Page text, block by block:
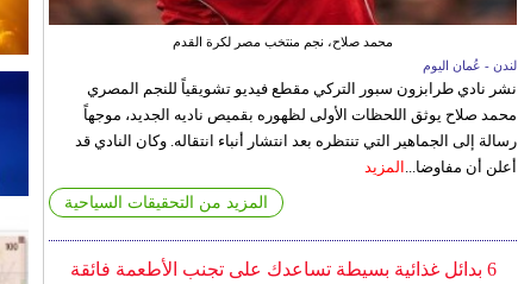
محمد صلاح، نجم منتخب مصر لكرة القدم
لندن - عُمان اليوم
نشر نادي طرابزون سبور التركي مقطع فيديو تشويقياً للنجم المصري
محمد صلاح يوثق اللحظات الأولى لظهوره بقميص ناديه الجديد، موجهاً
رسالة إلى الجماهير التي تنتظره بعد انتشار أنباء انتقاله. وكان النادي قد
أعلن أن مفاوضا... المزيد
المزيد من التحقيقات السياحية
6 بدائل غذائية بسيطة تساعدك على تجنب الأطعمة فائقة